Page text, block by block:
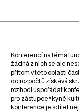
Konferencí na téma
žádná z nich se ale
přitom v této oblasti
do rozpočtů získává
rozhodl uspořádat
pro zástupce*kyně
konference je sdílet